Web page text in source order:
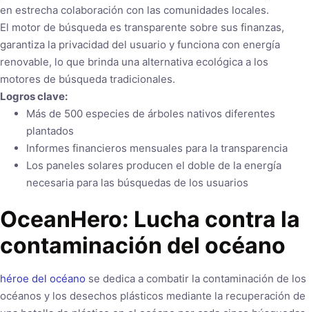
en estrecha colaboración con las comunidades locales.
El motor de búsqueda es transparente sobre sus finanzas,
garantiza la privacidad del usuario y funciona con energía
renovable, lo que brinda una alternativa ecológica a los
motores de búsqueda tradicionales.
Logros clave:
Más de 500 especies de árboles nativos diferentes
plantados
Informes financieros mensuales para la transparencia
Los paneles solares producen el doble de la energía
necesaria para las búsquedas de los usuarios
OceanHero: Lucha contra la
contaminación del océano
héroe del océano se dedica a combatir la contaminación de los
océanos y los desechos plásticos mediante la recuperación de